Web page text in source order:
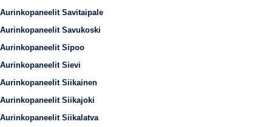
Aurinkopaneelit Savitaipale
Aurinkopaneelit Savukoski
Aurinkopaneelit Sipoo
Aurinkopaneelit Sievi
Aurinkopaneelit Siikainen
Aurinkopaneelit Siikajoki
Aurinkopaneelit Siikalatva